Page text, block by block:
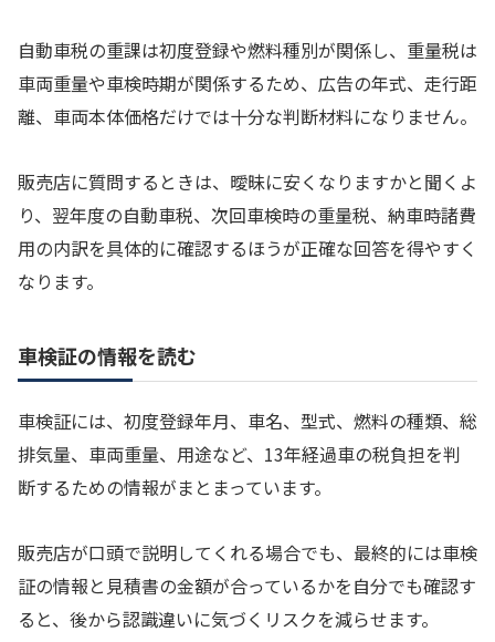
自動車税の重課は初度登録や燃料種別が関係し、重量税は
車両重量や車検時期が関係するため、広告の年式、走行距
離、車両本体価格だけでは十分な判断材料になりません。
販売店に質問するときは、曖昧に安くなりますかと聞くよ
り、翌年度の自動車税、次回車検時の重量税、納車時諸費
用の内訳を具体的に確認するほうが正確な回答を得やすく
なります。
車検証の情報を読む
車検証には、初度登録年月、車名、型式、燃料の種類、総
排気量、車両重量、用途など、13年経過車の税負担を判
断するための情報がまとまっています。
販売店が口頭で説明してくれる場合でも、最終的には車検
証の情報と見積書の金額が合っているかを自分でも確認す
ると、後から認識違いに気づくリスクを減らせます。